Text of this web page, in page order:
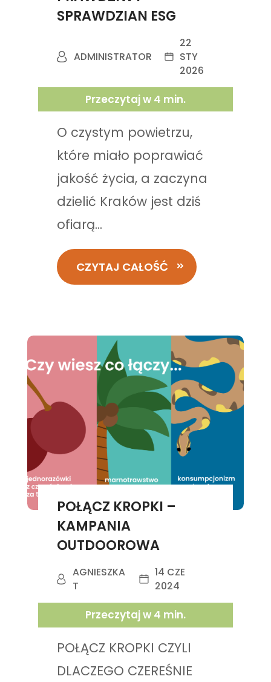
SPRAWDZIAN ESG
ADMINISTRATOR
22
STY
2026
Przeczytaj w 4 min.
O czystym powietrzu,
które miało poprawiać
jakość życia, a zaczyna
dzielić Kraków jest dziś
ofiarą...
CZYTAJ CAŁOŚĆ
POŁĄCZ KROPKI –
KAMPANIA
OUTDOOROWA
AGNIESZKA
T
14 CZE
2024
Przeczytaj w 4 min.
POŁĄCZ KROPKI CZYLI
DLACZEGO CZEREŚNIE